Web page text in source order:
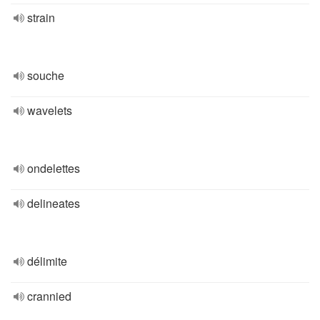
strain
souche
wavelets
ondelettes
delineates
délimite
crannied